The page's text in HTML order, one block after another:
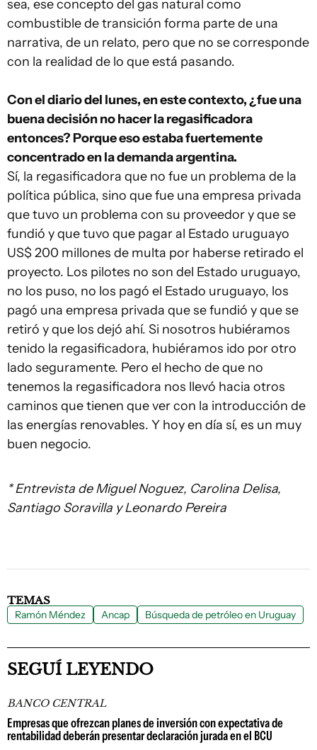
sea, ese concepto del gas natural como
combustible de transición forma parte de una
narrativa, de un relato, pero que no se corresponde
con la realidad de lo que está pasando.
Con el diario del lunes, en este contexto, ¿fue una
buena decisión no hacer la regasificadora
entonces? Porque eso estaba fuertemente
concentrado en la demanda argentina.
Sí, la regasificadora que no fue un problema de la
política pública, sino que fue una empresa privada
que tuvo un problema con su proveedor y que se
fundió y que tuvo que pagar al Estado uruguayo
US$ 200 millones de multa por haberse retirado el
proyecto. Los pilotes no son del Estado uruguayo,
no los puso, no los pagó el Estado uruguayo, los
pagó una empresa privada que se fundió y que se
retiró y que los dejó ahí. Si nosotros hubiéramos
tenido la regasificadora, hubiéramos ido por otro
lado seguramente. Pero el hecho de que no
tenemos la regasificadora nos llevó hacia otros
caminos que tienen que ver con la introducción de
las energías renovables. Y hoy en día sí, es un muy
buen negocio.
* Entrevista de Miguel Noguez, Carolina Delisa,
Santiago Soravilla y Leonardo Pereira
TEMAS
Ramón Méndez Ancap Búsqueda de petróleo en Uruguay
SEGUÍ LEYENDO
BANCO CENTRAL
Empresas que ofrezcan planes de inversión con expectativa de
rentabilidad deberán presentar declaración jurada en el BCU